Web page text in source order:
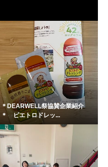
＊DEARWELL祭協賛企業紹介
＊ ピエトロドレッ...